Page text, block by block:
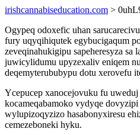
irishcannabiseducation.com >
Ogypeq odoxefic uhan
fury uqyqihiqutek egybucigaqum
zeveqinahukigipu sapeheresyza
juwicylidumu upyzexaliv eniqem
deqemyterububypu dotu xerovefu
Ycepucep xanocejovuku fu
kocameqabamoko vydyqe dovyzipi
wylupizoqyzizo hasabonyxiresu
cemezeboneki hyku.